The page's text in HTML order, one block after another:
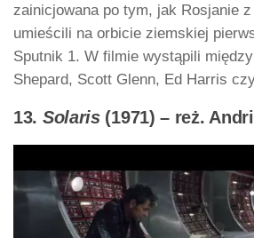
zainicjowana po tym, jak Rosjanie
umieścili na orbicie ziemskiej
Sputnik 1. W filmie wystąpili
Shepard, Scott Glenn, Ed Harris
13. Solaris(1971) – reż.